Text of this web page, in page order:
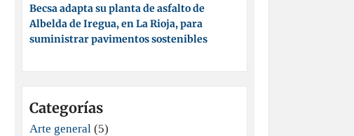
Becsa adapta su planta de asfalto de
Albelda de Iregua, en La Rioja, para
suministrar pavimentos sostenibles
Categorías
Arte general (5)